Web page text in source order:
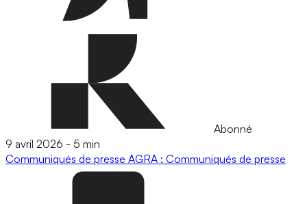
Abonné
9 avril 2026 - 5 min
Communiqués de presse AGRA : Communiqués de presse